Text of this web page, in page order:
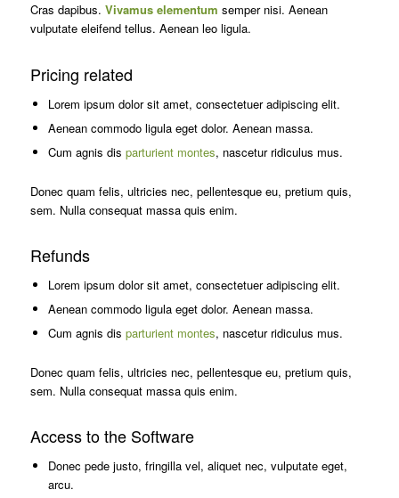
Cras dapibus. Vivamus elementum semper nisi. Aenean
vulputate eleifend tellus. Aenean leo ligula.
Pricing related
Lorem ipsum dolor sit amet, consectetuer adipiscing elit.
Aenean commodo ligula eget dolor. Aenean massa.
Cum agnis dis parturient montes, nascetur ridiculus mus.
Donec quam felis, ultricies nec, pellentesque eu, pretium quis,
sem. Nulla consequat massa quis enim.
Refunds
Lorem ipsum dolor sit amet, consectetuer adipiscing elit.
Aenean commodo ligula eget dolor. Aenean massa.
Cum agnis dis parturient montes, nascetur ridiculus mus.
Donec quam felis, ultricies nec, pellentesque eu, pretium quis,
sem. Nulla consequat massa quis enim.
Access to the Software
Donec pede justo, fringilla vel, aliquet nec, vulputate eget,
arcu.